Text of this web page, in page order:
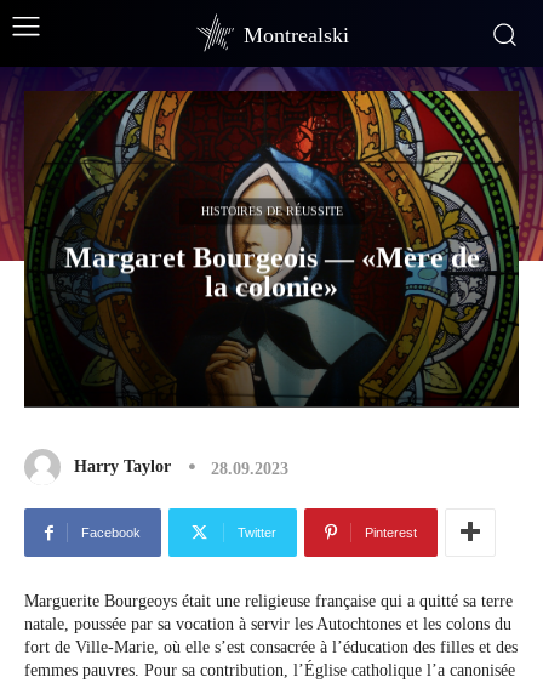
Montrealski
HISTOIRES DE RÉUSSITE
Margaret Bourgeois — «Mère de
la colonie»
Harry Taylor 28.09.2023
Facebook Twitter Pinterest
Marguerite Bourgeoys était une religieuse française qui a quitté sa terre
natale, poussée par sa vocation à servir les Autochtones et les colons du
fort de Ville-Marie, où elle s’est consacrée à l’éducation des filles et des
femmes pauvres. Pour sa contribution, l’Église catholique l’a canonisée